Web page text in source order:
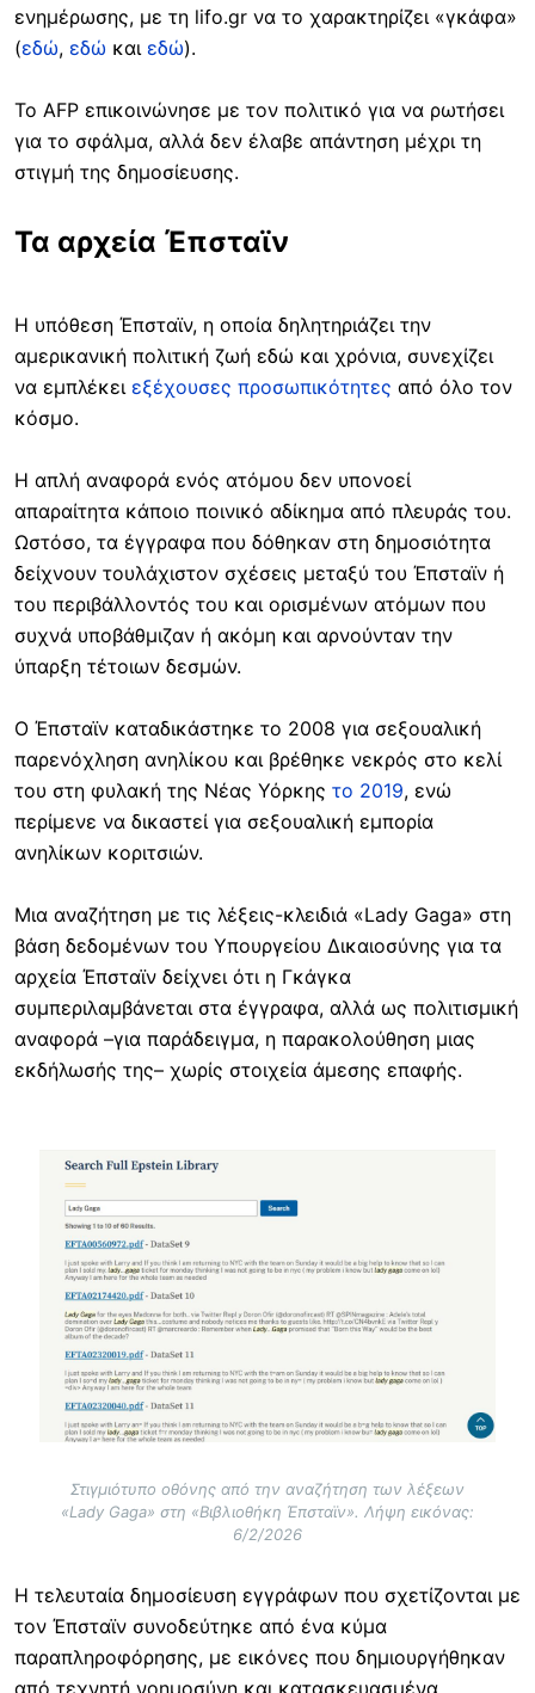
ενημέρωσης, με τη lifo.gr να το χαρακτηρίζει «γκάφα»
(εδώ, εδώ και εδώ).
Το AFP επικοινώνησε με τον πολιτικό για να ρωτήσει
για το σφάλμα, αλλά δεν έλαβε απάντηση μέχρι τη
στιγμή της δημοσίευσης.
Τα αρχεία Έπσταϊν
Η υπόθεση Έπσταϊν, η οποία δηλητηριάζει την
αμερικανική πολιτική ζωή εδώ και χρόνια, συνεχίζει
να εμπλέκει εξέχουσες προσωπικότητες από όλο τον
κόσμο.
Η απλή αναφορά ενός ατόμου δεν υπονοεί
απαραίτητα κάποιο ποινικό αδίκημα από πλευράς του.
Ωστόσο, τα έγγραφα που δόθηκαν στη δημοσιότητα
δείχνουν τουλάχιστον σχέσεις μεταξύ του Έπσταϊν ή
του περιβάλλοντός του και ορισμένων ατόμων που
συχνά υποβάθμιζαν ή ακόμη και αρνούνταν την
ύπαρξη τέτοιων δεσμών.
Ο Έπσταϊν καταδικάστηκε το 2008 για σεξουαλική
παρενόχληση ανηλίκου και βρέθηκε νεκρός στο κελί
του στη φυλακή της Νέας Υόρκης το 2019, ενώ
περίμενε να δικαστεί για σεξουαλική εμπορία
ανηλίκων κοριτσιών.
Μια αναζήτηση με τις λέξεις-κλειδιά «Lady Gaga» στη
βάση δεδομένων του Υπουργείου Δικαιοσύνης για τα
αρχεία Έπσταϊν δείχνει ότι η Γκάγκα
συμπεριλαμβάνεται στα έγγραφα, αλλά ως πολιτισμική
αναφορά –για παράδειγμα, η παρακολούθηση μιας
εκδήλωσής της– χωρίς στοιχεία άμεσης επαφής.
Image
Στιγμιότυπο οθόνης από την αναζήτηση των λέξεων
«Lady Gaga» στη «Βιβλιοθήκη Έπσταϊν». Λήψη εικόνας:
6/2/2026
Η τελευταία δημοσίευση εγγράφων που σχετίζονται με
τον Έπσταϊν συνοδεύτηκε από ένα κύμα
παραπληροφόρησης, με εικόνες που δημιουργήθηκαν
από τεχνητή νοημοσύνη και κατασκευασμένα